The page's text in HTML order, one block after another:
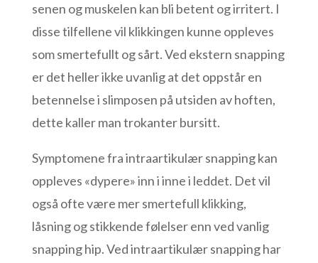
senen og muskelen kan bli betent og irritert. I
disse tilfellene vil klikkingen kunne oppleves
som smertefullt og sårt. Ved ekstern snapping
er det heller ikke uvanlig at det oppstår en
betennelse i slimposen på utsiden av hoften,
dette kaller man trokanter bursitt.
Symptomene fra intraartikulær snapping kan
oppleves «dypere» inn i inne i leddet. Det vil
også ofte være mer smertefull klikking,
låsning og stikkende følelser enn ved vanlig
snapping hip. Ved intraartikulær snapping har